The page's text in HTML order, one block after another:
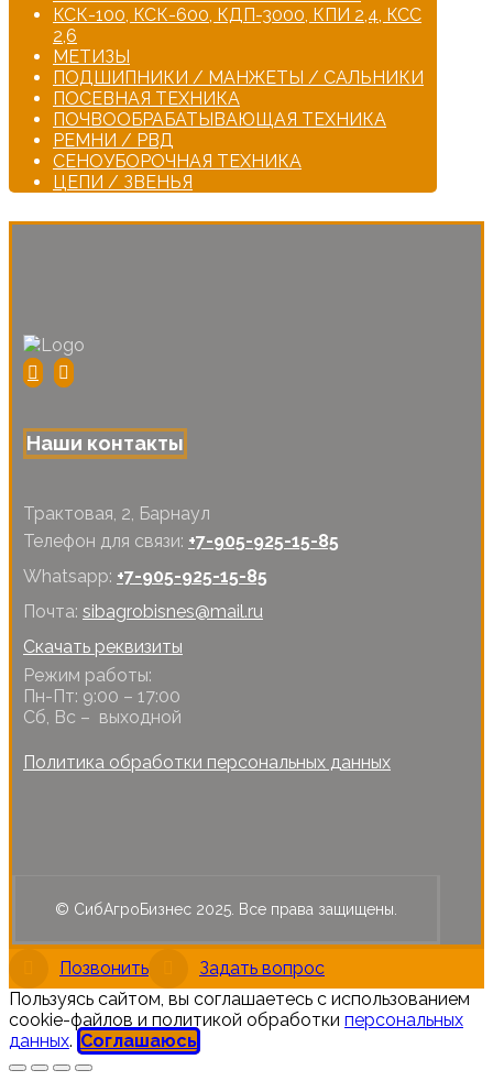
КСК-100, КСК-600, КДП-3000, КПИ 2,4, КСС
2,6
МЕТИЗЫ
ПОДШИПНИКИ / МАНЖЕТЫ / САЛЬНИКИ
ПОСЕВНАЯ ТЕХНИКА
ПОЧВООБРАБАТЫВАЮЩАЯ ТЕХНИКА
РЕМНИ / РВД
СЕНОУБОРОЧНАЯ ТЕХНИКА
ЦЕПИ / ЗВЕНЬЯ
Наши контакты
Трактовая, 2, Барнаул
Телефон для связи: +7-905-925-15-85
Whatsapp: +7-905-925-15-85
Почта: sibagrobisnes@mail.ru
Скачать реквизиты
Режим работы:
Пн-Пт: 9:00 – 17:00
Сб, Вс – выходной
Политика обработки персональных данных
© СибАгроБизнес 2025. Все права защищены.
Позвонить
Задать вопрос
Пользуясь сайтом, вы соглашаетесь с использованием
cookie-файлов и политикой обработки персональных
данных. Соглашаюсь